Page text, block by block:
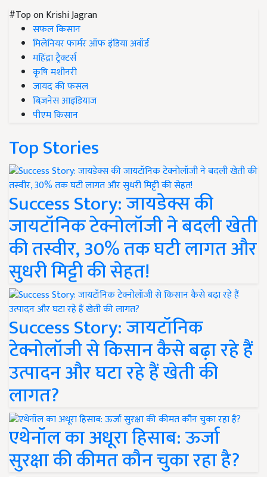
#Top on Krishi Jagran
सफल किसान
मिलेनियर फार्मर ऑफ इंडिया अवॉर्ड
महिंद्रा ट्रैक्टर्स
कृषि मशीनरी
जायद की फसल
बिज़नेस आइडियाज
पीएम किसान
Top Stories
Success Story: जायडेक्स की
जायटॉनिक टेक्नोलॉजी ने बदली खेती
की तस्वीर, 30% तक घटी लागत और
सुधरी मिट्टी की सेहत!
Success Story: जायटॉनिक
टेक्नोलॉजी से किसान कैसे बढ़ा रहे हैं
उत्पादन और घटा रहे हैं खेती की
लागत?
एथेनॉल का अधूरा हिसाब: ऊर्जा
सुरक्षा की कीमत कौन चुका रहा है?